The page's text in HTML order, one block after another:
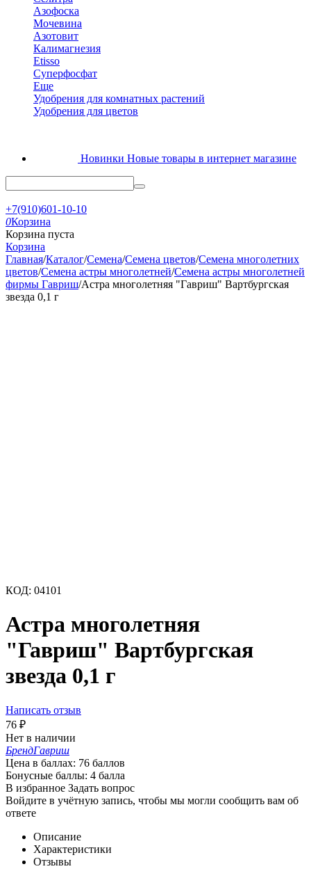
Азофоска
Мочевина
Азотовит
Калимагнезия
Etisso
Суперфосфат
Еще
Удобрения для комнатных растений
Удобрения для цветов
Новинки Новые товары в интернет магазине
+7(910)601-10-10
0Корзина
Корзина пуста
Корзина
Главная/Каталог/Семена/Семена цветов/Семена многолетних
цветов/Семена астры многолетней/Семена астры многолетней
фирмы Гавриш/Астра многолетняя "Гавриш" Вартбургская
звезда 0,1 г
КОД: 04101
Астра многолетняя
"Гавриш" Вартбургская
звезда 0,1 г
Написать отзыв
76 ₽
Нет в наличии
БрендГавриш
Цена в баллах: 76 баллов
Бонусные баллы: 4 балла
В избранное Задать вопрос
Войдите в учётную запись, чтобы мы могли сообщить вам об
ответе
Описание
Характеристики
Отзывы